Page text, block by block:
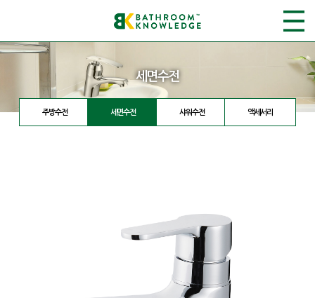
세면수전
주방수전 세면수전 샤워수전 액세서리